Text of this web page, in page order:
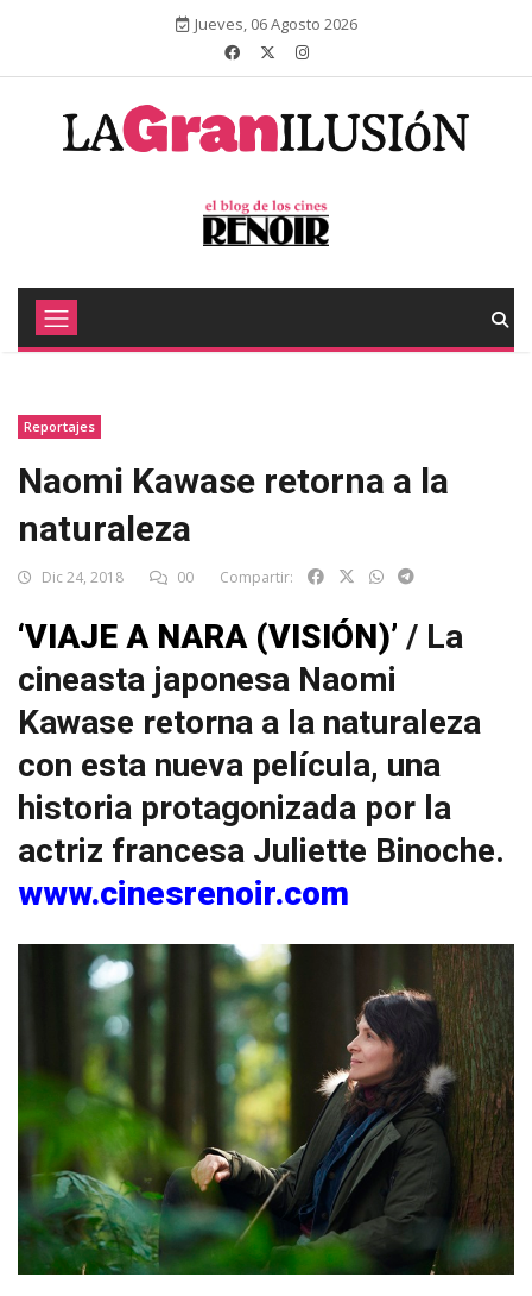
Jueves, 06 Agosto 2026
Reportajes
Naomi Kawase retorna a la
naturaleza
Dic 24, 2018 00 Compartir:
‘VIAJE A NARA (VISIÓN)’ / La
cineasta japonesa Naomi
Kawase retorna a la naturaleza
con esta nueva película, una
historia protagonizada por la
actriz francesa Juliette Binoche.
www.cinesrenoir.com